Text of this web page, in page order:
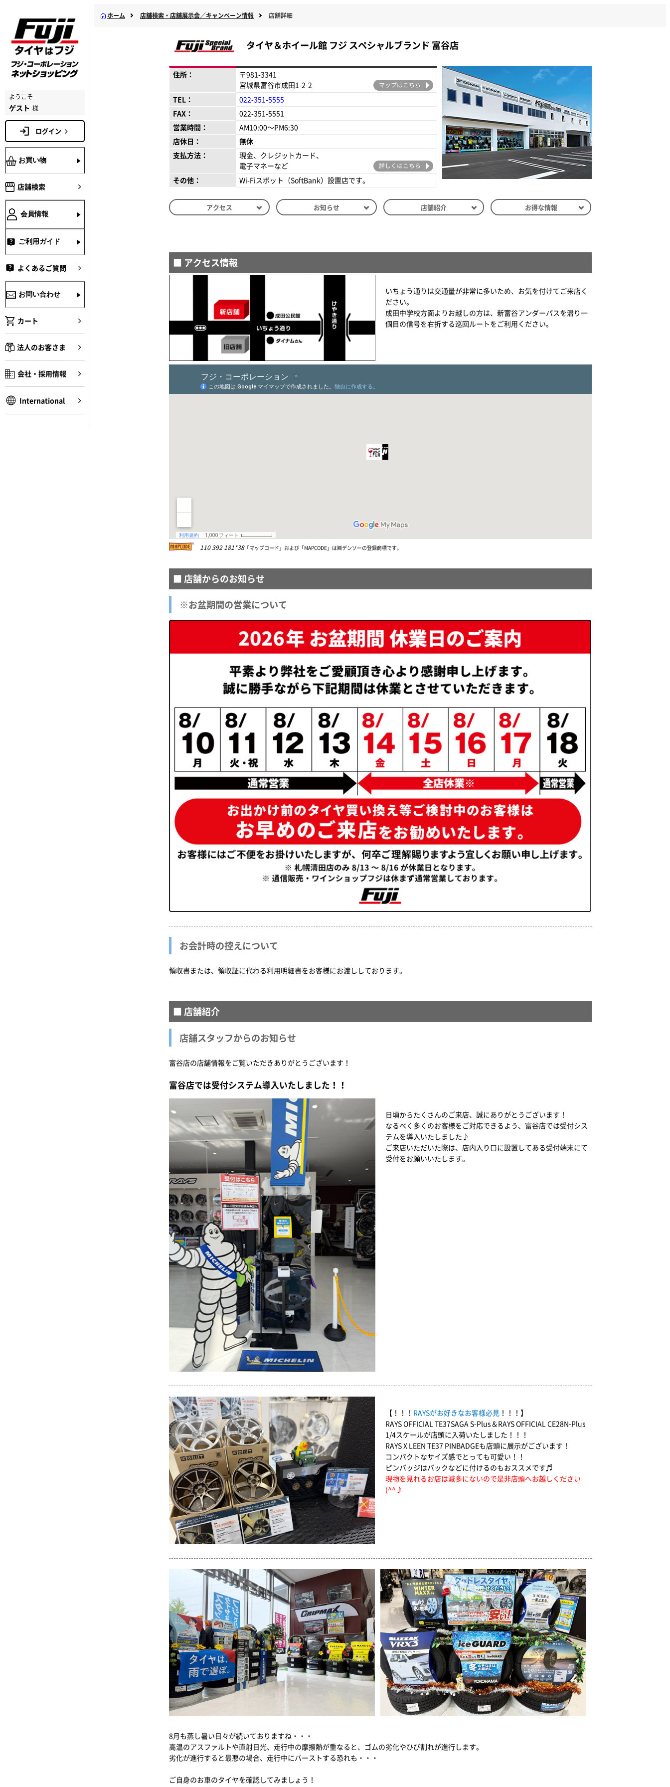
ようこそ
ゲスト 様
ログイン
お買い物
店舗検索
会員情報
ご利用ガイド
よくあるご質問
お問い合わせ
カート
法人のお客さま
会社・採用情報
International
ホーム 店舗検索・店舗展示会／キャンペーン情報 店舗詳細
タイヤ＆ホイール館 フジ スペシャルブランド 富谷店
住所：
〒981-3341
宮城県富谷市成田1-2-2
マップはこちら
TEL：
022-351-5555
FAX：
022-351-5551
営業時間：
AM10:00～PM6:30
店休日：
支払方法：
現金、クレジットカード、
電子マネーなど
詳しくはこちら
その他： Wi-Fiスポット（SoftBank）設置店です。
アクセス お知らせ 店舗紹介 お得な情報
■ アクセス情報
いちょう通りは交通量が非常に多いため、お気を付けてご来店く
ださい。
成田中学校方面よりお越しの方は、新富谷アンダーパスを潜り一
個目の信号を右折する巡回ルートをご利用ください。
110 392 181*38「マップコード」および「MAPCODE」は㈱デンソーの登録商標です。
■ 店舗からのお知らせ
※お盆期間の営業について
お会計時の控えについて
領収書または、領収証に代わる利用明細書をお客様にお渡ししております。
■ 店舗紹介
店舗スタッフからのお知らせ
富谷店の店舗情報をご覧いただきありがとうございます！
富谷店では受付システム導入いたしました！！
日頃からたくさんのご来店、誠にありがとうございます！
なるべく多くのお客様をご対応できるよう、富谷店では受付シス
テムを導入いたしました♪
ご来店いただいた際は、店内入り口に設置してある受付端末にて
受付をお願いいたします。
【！！！ RAYSがお好きなお客様必見！！！】
RAYS OFFICIAL TE37SAGA S-Plus＆RAYS OFFICIAL CE28N-Plus
1/4スケールが店頭に入荷いたしました！！！
RAYS X LEEN TE37 PINBADGEも店頭に展示がございます！
コンパクトなサイズ感でとっても可愛い！！
ピンバッジはバックなどに付けるのもおススメです♬
現物を見れるお店は滅多にないので是非店頭へお越しください
(^^♪
8月も蒸し暑い日々が続いておりますね・・・
高温のアスファルトや直射日光、走行中の摩擦熱が重なると、ゴムの劣化やひび割れが進行します。
劣化が進行すると最悪の場合、走行中にバーストする恐れも・・・
ご自身のお車のタイヤを確認してみましょう！